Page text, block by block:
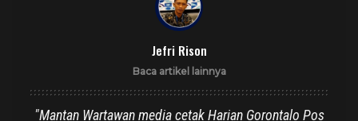
Jefri Rison
Baca artikel lainnya
"Mantan Wartawan media cetak Harian Gorontalo Pos